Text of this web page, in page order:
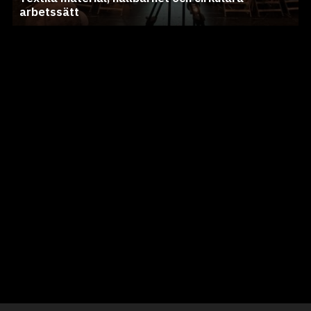
arbetssätt